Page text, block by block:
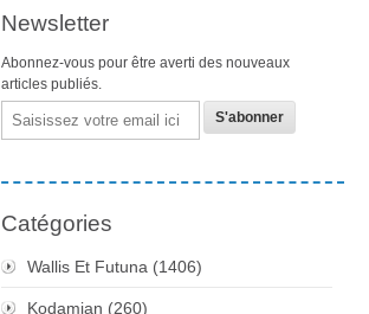
Newsletter
Abonnez-vous pour être averti des nouveaux
articles publiés.
Email
Catégories
Wallis Et Futuna (1406)
Kodamian (260)